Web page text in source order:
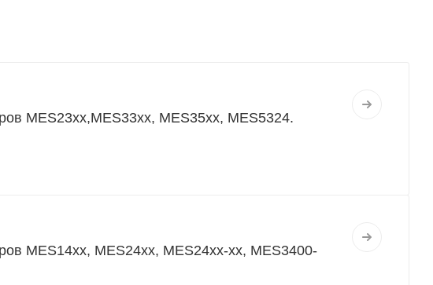
MES23xx,MES33xx, MES35xx, MES5324.
MES14xx, MES24xx, MES24xx-xx, MES3400-